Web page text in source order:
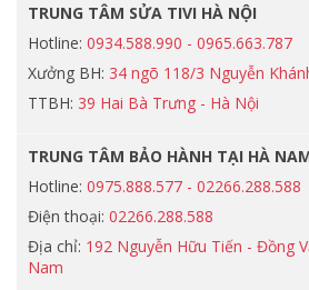
TRUNG TÂM SỬA TIVI HÀ NỘI
Hotline: 0934.588.990 - 0965.663.787
Xưởng BH: 34 ngõ 118/3 Nguyễn
TTBH: 39 Hai Bà Trưng - Hà Nội
TRUNG TÂM BẢO HÀNH TẠI HÀ
Hotline: 0975.888.577 - 02266.288.588
Điện thoại: 02266.288.588
Địa chỉ: 192 Nguyễn Hữu Tiến - Đồng
Nam